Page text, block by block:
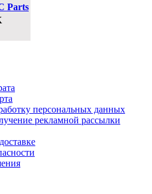
Parts
персональных данных
рекламной рассылки